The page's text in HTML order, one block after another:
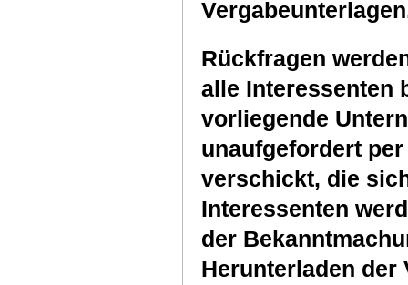
Rückfragen
alle Interessenten
vorliegende
unaufgefordert
verschickt, die
Interessenten
der
Herunterladen der